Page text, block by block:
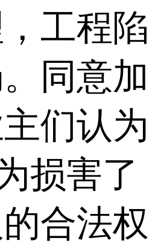
工程陷
同意加
们认为
损害了
合法权